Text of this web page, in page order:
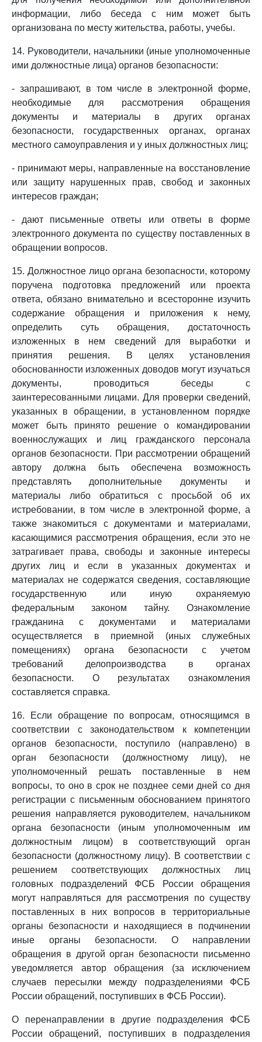
информации, либо беседа с ним может быть
организована по месту жительства, работы, учебы.
14. Руководители, начальники (иные уполномоченные
ими должностные лица) органов безопасности:
- запрашивают, в том числе в электронной форме,
необходимые для рассмотрения обращения
документы и материалы в других органах
безопасности, государственных органах, органах
местного самоуправления и у иных должностных лиц;
- принимают меры, направленные на восстановление
или защиту нарушенных прав, свобод и законных
интересов граждан;
- дают письменные ответы или ответы в форме
электронного документа по существу поставленных в
обращении вопросов.
15. Должностное лицо органа безопасности, которому
поручена подготовка предложений или проекта
ответа, обязано внимательно и всесторонне изучить
содержание обращения и приложения к нему,
определить суть обращения, достаточность
изложенных в нем сведений для выработки и
принятия решения. В целях установления
обоснованности изложенных доводов могут изучаться
документы, проводиться беседы с
заинтересованными лицами. Для проверки сведений,
указанных в обращении, в установленном порядке
может быть принято решение о командировании
военнослужащих и лиц гражданского персонала
органов безопасности. При рассмотрении обращений
автору должна быть обеспечена возможность
представлять дополнительные документы и
материалы либо обратиться с просьбой об их
истребовании, в том числе в электронной форме, а
также знакомиться с документами и материалами,
касающимися рассмотрения обращения, если это не
затрагивает права, свободы и законные интересы
других лиц и если в указанных документах и
материалах не содержатся сведения, составляющие
государственную или иную охраняемую
федеральным законом тайну. Ознакомление
гражданина с документами и материалами
осуществляется в приемной (иных служебных
помещениях) органа безопасности с учетом
требований делопроизводства в органах
безопасности. О результатах ознакомления
составляется справка.
16. Если обращение по вопросам, относящимся в
соответствии с законодательством к компетенции
органов безопасности, поступило (направлено) в
орган безопасности (должностному лицу), не
уполномоченный решать поставленные в нем
вопросы, то оно в срок не позднее семи дней со дня
регистрации с письменным обоснованием принятого
решения направляется руководителем, начальником
органа безопасности (иным уполномоченным им
должностным лицом) в соответствующий орган
безопасности (должностному лицу). В соответствии с
решением соответствующих должностных лиц
головных подразделений ФСБ России обращения
могут направляться для рассмотрения по существу
поставленных в них вопросов в территориальные
органы безопасности и находящиеся в подчинении
иные органы безопасности. О направлении
обращения в другой орган безопасности письменно
уведомляется автор обращения (за исключением
случаев пересылки между подразделениями ФСБ
России обращений, поступивших в ФСБ России).
О перенаправлении в другие подразделения ФСБ
России обращений, поступивших в подразделения